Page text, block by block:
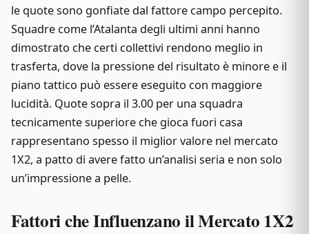
le quote sono gonfiate dal fattore campo percepito.
Squadre come l’Atalanta degli ultimi anni hanno
dimostrato che certi collettivi rendono meglio in
trasferta, dove la pressione del risultato è minore e il
piano tattico può essere eseguito con maggiore
lucidità. Quote sopra il 3.00 per una squadra
tecnicamente superiore che gioca fuori casa
rappresentano spesso il miglior valore nel mercato
1X2, a patto di avere fatto un’analisi seria e non solo
un’impressione a pelle.
Fattori che Influenzano il Mercato 1X2